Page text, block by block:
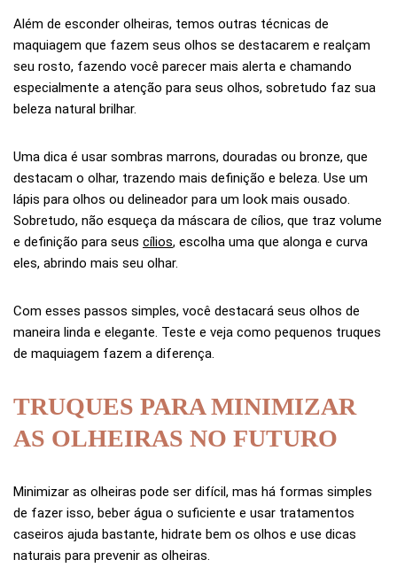
Além de esconder olheiras, temos outras técnicas de
maquiagem que fazem seus olhos se destacarem e realçam
seu rosto, fazendo você parecer mais alerta e chamando
especialmente a atenção para seus olhos, sobretudo faz sua
beleza natural brilhar.
Uma dica é usar sombras marrons, douradas ou bronze, que
destacam o olhar, trazendo mais definição e beleza. Use um
lápis para olhos ou delineador para um look mais ousado.
Sobretudo, não esqueça da máscara de cílios, que traz volume
e definição para seus cílios, escolha uma que alonga e curva
eles, abrindo mais seu olhar.
Com esses passos simples, você destacará seus olhos de
maneira linda e elegante. Teste e veja como pequenos truques
de maquiagem fazem a diferença.
TRUQUES PARA MINIMIZAR
AS OLHEIRAS NO FUTURO
Minimizar as olheiras pode ser difícil, mas há formas simples
de fazer isso, beber água o suficiente e usar tratamentos
caseiros ajuda bastante, hidrate bem os olhos e use dicas
naturais para prevenir as olheiras.